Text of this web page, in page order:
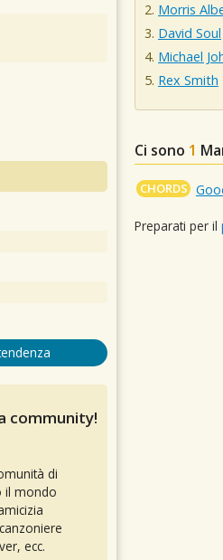
Morris
David Soul
Michael
Rex Smith
Ci sono 1
CHORDS
Preparati per il
community!
di
il mondo
ecc.